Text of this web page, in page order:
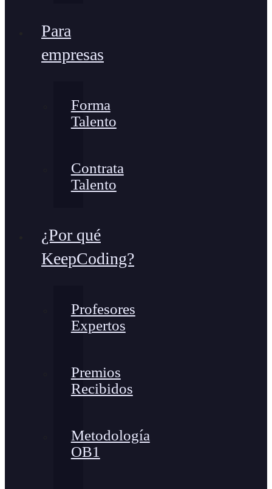
Para
empresas
Forma
Talento
Contrata
Talento
¿Por qué
KeepCoding?
Profesores
Expertos
Premios
Recibidos
Metodología
OB1